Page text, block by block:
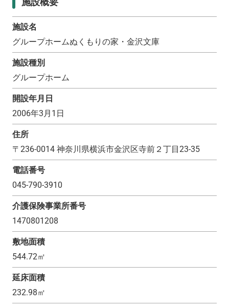
施設名
グループホームぬくもりの家・金沢文庫
施設種別
グループホーム
開設年月日
2006年3月1日
住所
〒 236-0014 神奈川県横浜市金沢区寺前２丁目23-35
電話番号
045-790-3910
介護保険事業所番号
1470801208
敷地面積
544.72㎡
延床面積
232.98㎡